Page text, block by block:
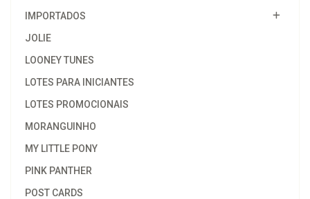
IMPORTADOS
JOLIE
LOONEY TUNES
LOTES PARA INICIANTES
LOTES PROMOCIONAIS
MORANGUINHO
MY LITTLE PONY
PINK PANTHER
POST CARDS